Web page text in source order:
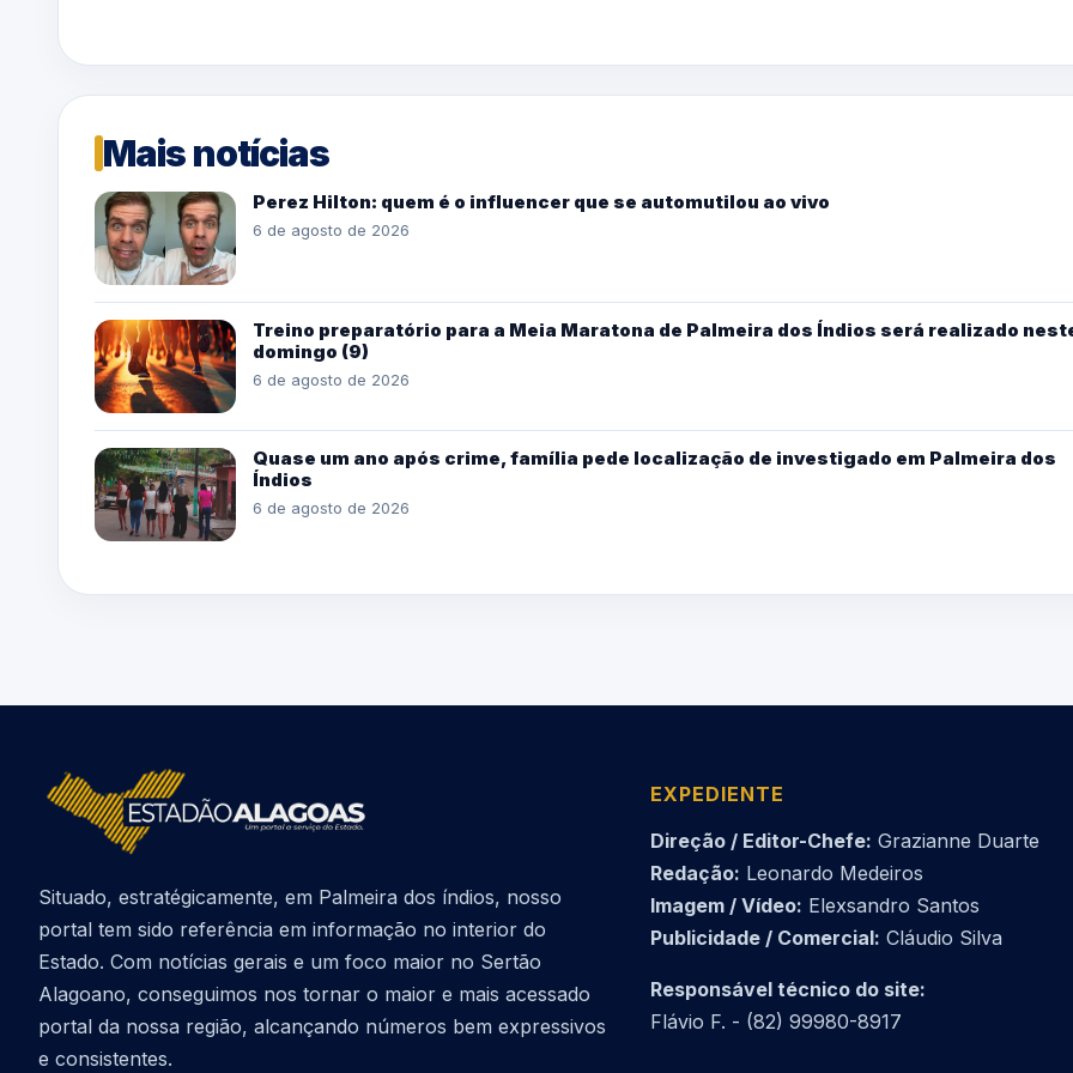
Mais notícias
Perez Hilton: quem é o influencer que se automutilou ao vivo
6 de agosto de 2026
Treino preparatório para a Meia Maratona de Palmeira dos Índios será realizado
domingo (9)
6 de agosto de 2026
Quase um ano após crime, família pede localização de investigado em Palmeira dos
Índios
6 de agosto de 2026
Situado, estratégicamente, em Palmeira dos índios, nosso
portal tem sido referência em informação no interior do
Estado. Com notícias gerais e um foco maior no Sertão
Alagoano, conseguimos nos tornar o maior e mais acessado
portal da nossa região, alcançando números bem expressivos
e consistentes.
EXPEDIENTE
Direção / Editor-Chefe: Grazianne Duarte
Redação: Leonardo Medeiros
Imagem / Vídeo: Elexsandro Santos
Publicidade / Comercial: Cláudio Silva
Responsável técnico do site:
Flávio F. - (82) 99980-8917